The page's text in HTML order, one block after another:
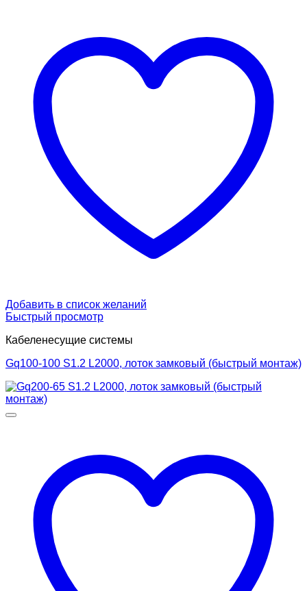
Добавить в список желаний
Быстрый просмотр
Кабеленесущие системы
Gq100-100 S1.2 L2000, лоток замковый (быстрый монтаж)